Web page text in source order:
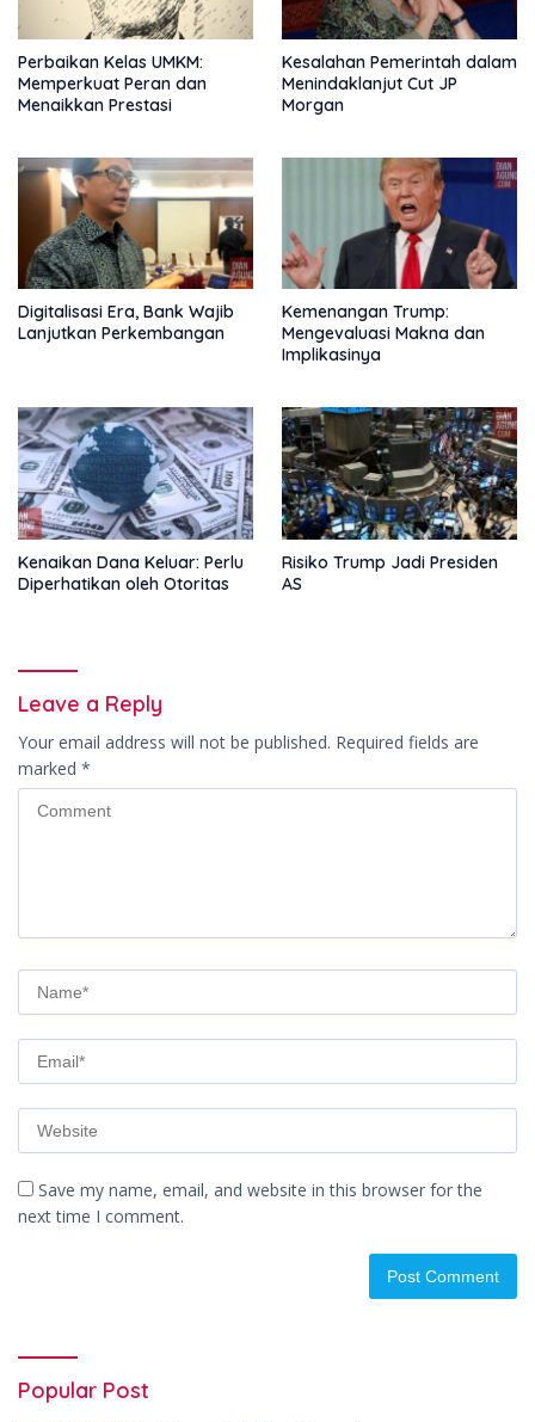
Perbaikan Kelas UMKM:
Memperkuat Peran dan
Menaikkan Prestasi
Kesalahan Pemerintah dalam
Menindaklanjut Cut JP
Morgan
Digitalisasi Era, Bank Wajib
Lanjutkan Perkembangan
Kemenangan Trump:
Mengevaluasi Makna dan
Implikasinya
Kenaikan Dana Keluar: Perlu
Diperhatikan oleh Otoritas
Risiko Trump Jadi Presiden
AS
Leave a Reply
Your email address will not be published. Required fields are
marked *
Save my name, email, and website in this browser for the
next time I comment.
Popular Post